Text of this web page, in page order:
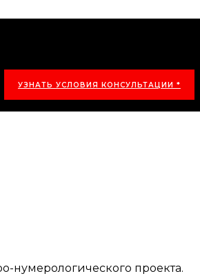
УЗНАТЬ УСЛОВИЯ КОНСУЛЬТАЦИИ *
нумерологического проекта.